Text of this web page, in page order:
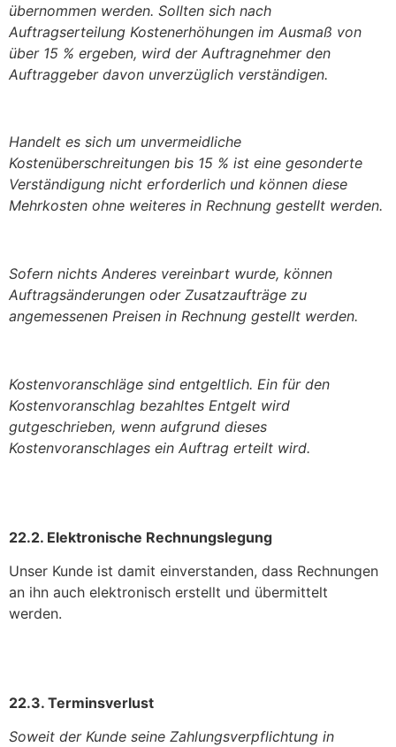
übernommen werden. Sollten sich nach
Auftragserteilung Kostenerhöhungen im Ausmaß von
über 15 % ergeben, wird der Auftragnehmer den
Auftraggeber davon unverzüglich verständigen.
Handelt es sich um unvermeidliche
Kostenüberschreitungen bis 15 % ist eine gesonderte
Verständigung nicht erforderlich und können diese
Mehrkosten ohne weiteres in Rechnung gestellt werden.
Sofern nichts Anderes vereinbart wurde, können
Auftragsänderungen oder Zusatzaufträge zu
angemessenen Preisen in Rechnung gestellt werden.
Kostenvoranschläge sind entgeltlich. Ein für den
Kostenvoranschlag bezahltes Entgelt wird
gutgeschrieben, wenn aufgrund dieses
Kostenvoranschlages ein Auftrag erteilt wird.
22.2. Elektronische Rechnungslegung
Unser Kunde ist damit einverstanden, dass Rechnungen
an ihn auch elektronisch erstellt und übermittelt
werden.
22.3. Terminsverlust
Soweit der Kunde seine Zahlungsverpflichtung in